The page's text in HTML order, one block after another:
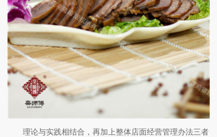
理论与实践相结合，再加上整体店面经营管理办法三者